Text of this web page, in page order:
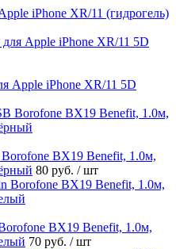
iPhone XR/11 (гидрогель)
Apple iPhone XR/11 5D
BX19 Benefit, 1.0м,
80 руб. / шт
BX19 Benefit, 1.0м,
70 руб. / шт